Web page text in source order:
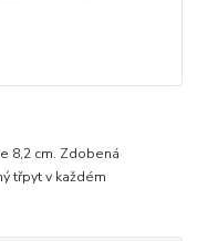
8,2 cm. Zdobená
třpyt v každém